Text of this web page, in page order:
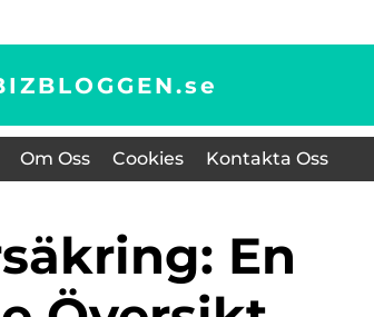
se
Om Oss Cookies Kontakta Oss